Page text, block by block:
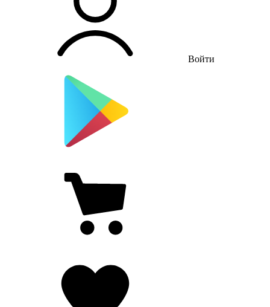
Войти